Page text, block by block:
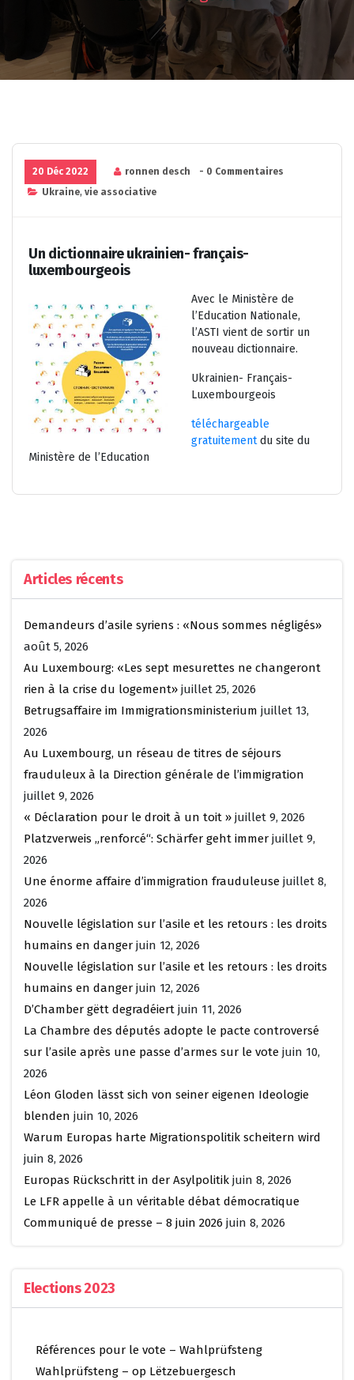
20 Déc 2022 ronnen desch
- 0 Commentaires
Ukraine, vie associative
Un dictionnaire ukrainien- français-
luxembourgeois
Avec le Ministère de
l’Education Nationale,
l’ASTI vient de sortir un
nouveau dictionnaire.
Ukrainien- Français-
Luxembourgeois
téléchargeable
gratuitementdu site du
Ministère de l’Education
Articles récents
Demandeurs d’asile syriens : «Nous sommes négligés»
août 5, 2026
Au Luxembourg: «Les sept mesurettes ne changeront
rien à la crise du logement» juillet 25, 2026
Betrugsaffaire im Immigrationsministerium juillet 13,
2026
Au Luxembourg, un réseau de titres de séjours
frauduleux à la Direction générale de l’immigration
juillet 9, 2026
« Déclaration pour le droit à un toit » juillet 9, 2026
Platzverweis „renforcé“: Schärfer geht immer juillet 9,
2026
Une énorme affaire d’immigration frauduleuse juillet 8,
2026
Nouvelle législation sur l’asile et les retours : les droits
humains en danger juin 12, 2026
Nouvelle législation sur l’asile et les retours : les droits
humains en danger juin 12, 2026
D’Chamber gëtt degradéiert juin 11, 2026
La Chambre des députés adopte le pacte controversé
sur l’asile après une passe d’armes sur le vote juin 10,
2026
Léon Gloden lässt sich von seiner eigenen Ideologie
blenden juin 10, 2026
Warum Europas harte Migrationspolitik scheitern wird
juin 8, 2026
Europas Rückschritt in der Asylpolitik juin 8, 2026
Le LFR appelle à un véritable débat démocratique
Communiqué de presse – 8 juin 2026 juin 8, 2026
Elections 2023
Références pour le vote – Wahlprüfsteng
Wahlprüfsteng – op Lëtzebuergesch